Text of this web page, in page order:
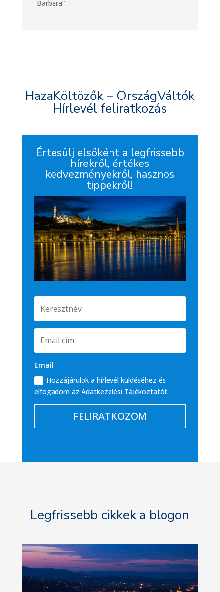
Barbara”
HazaKöltözők – OrszágVáltók
Hírlevél feliratkozás
Értesülj elsőként a legfrissebb
hírekről, értékes
kedvezményekről, hasznos
tippekről!
Email
Hozzájárulok a hírlevél küldéséhez és
elfogadom az Adatkezelési Tájékoztatót.
FELIRATKOZOM
Legfrissebb cikkek a blogon